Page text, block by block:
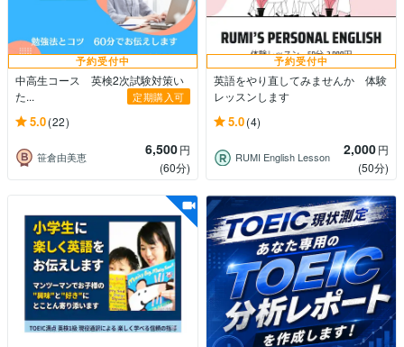
予約受付中
中高生コース 英検2次試験対策い
た...
定期購入可
5.0(22)
笹倉由美恵 6,500円
(60分)
予約受付中
英語をやり直してみませんか 体験
レッスンします
5.0(4)
RUMI English Lesson 2,000円
(50分)